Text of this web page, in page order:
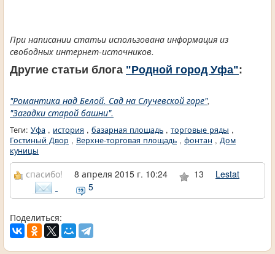
При написании статьи использована информация из
свободных интернет-источников.
Другие статьи блога "Родной город Уфа":
"Романтика над Белой. Сад на Случевской горе",
"Загадки старой башни".
Теги: Уфа , история , базарная площадь , торговые ряды ,
Гостиный Двор , Верхне-торговая площадь , фонтан , Дом
куницы
спасибо! 8 апреля 2015 г. 10:24 13
Lestat
5
Поделиться: